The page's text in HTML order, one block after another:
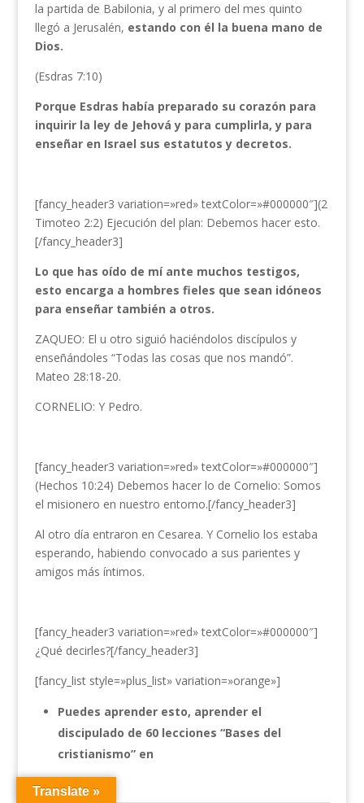
la partida de Babilonia, y al primero del mes quinto
llegó a Jerusalén, estando con él la buena mano de
Dios.
(Esdras 7:10)
Porque Esdras había preparado su corazón para
inquirir la ley de Jehová y para cumplirla, y para
enseñar en Israel sus estatutos y decretos.
[fancy_header3 variation=»red» textColor=»#000000″](2
Timoteo 2:2) Ejecución del plan: Debemos hacer esto.
[/fancy_header3]
Lo que has oído de mí ante muchos testigos,
esto encarga a hombres fieles que sean idóneos
para enseñar también a otros.
ZAQUEO: El u otro siguió haciéndolos discípulos y
enseñándoles “Todas las cosas que nos mandó”.
Mateo 28:18-20.
CORNELIO: Y Pedro.
[fancy_header3 variation=»red» textColor=»#000000″]
(Hechos 10:24) Debemos hacer lo de Cornelio: Somos
el misionero en nuestro entorno.[/fancy_header3]
Al otro día entraron en Cesarea. Y Cornelio los estaba
esperando, habiendo convocado a sus parientes y
amigos más íntimos.
[fancy_header3 variation=»red» textColor=»#000000″]
¿Qué decirles?[/fancy_header3]
[fancy_list style=»plus_list» variation=»orange»]
Puedes aprender esto, aprender el
discipulado de 60 lecciones “Bases del
cristianismo” en
Translate »